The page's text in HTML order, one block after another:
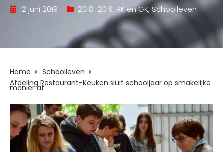
12 juni 2019 2018-2019, RK en GK, Schoolleven
Home
Schoolleven
Afdeling Restaurant-Keuken sluit schooljaar op smakelijke
manier af